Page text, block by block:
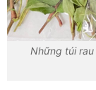
Những túi